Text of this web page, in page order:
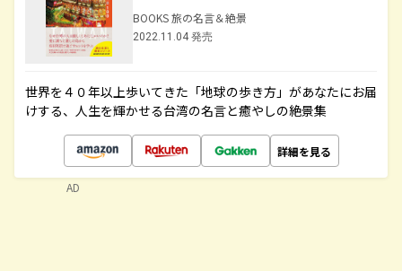
BOOKS 旅の名言＆絶景
2022.11.04 発売
世界を４０年以上歩いてきた「地球の歩き方」があなたにお届
けする、人生を輝かせる台湾の名言と癒やしの絶景集
詳細を見る
AD